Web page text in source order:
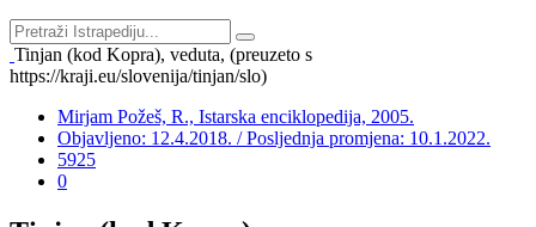
Tinjan (kod Kopra), veduta, (preuzeto s
https://kraji.eu/slovenija/tinjan/slo)
Mirjam Požeš, R., Istarska enciklopedija, 2005.
Objavljeno: 12.4.2018. / Posljednja promjena: 10.1.2022.
5925
0